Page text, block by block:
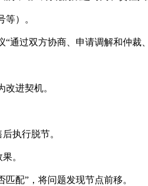
）。
过双方协商、申请调解和仲裁
进契机。
执行脱节。
。
配”，将问题发现节点前移。